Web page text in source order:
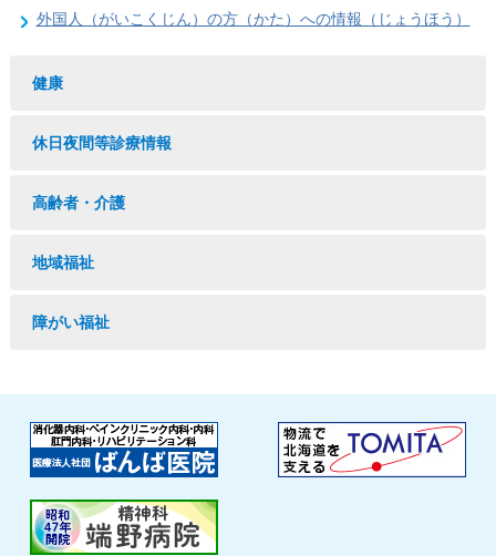
外国人（がいこくじん）の方（かた）への情報（じょうほう）
健康
休日夜間等診療情報
高齢者・介護
地域福祉
障がい福祉